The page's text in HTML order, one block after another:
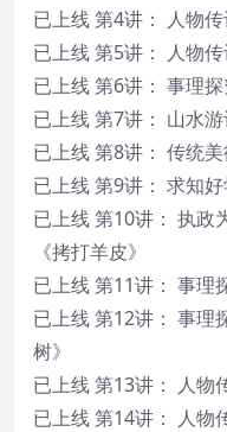
已上线 第4讲： 人物传
已上线 第5讲： 人物传
已上线 第6讲： 事理探
已上线 第7讲： 山水
已上线 第8讲： 传统美
已上线 第9讲： 求知好
已上线 第10讲： 执政
《拷打羊皮》
已上线 第11讲： 事理
已上线 第12讲： 事理
树》
已上线 第13讲： 人物
已上线 第14讲： 人物